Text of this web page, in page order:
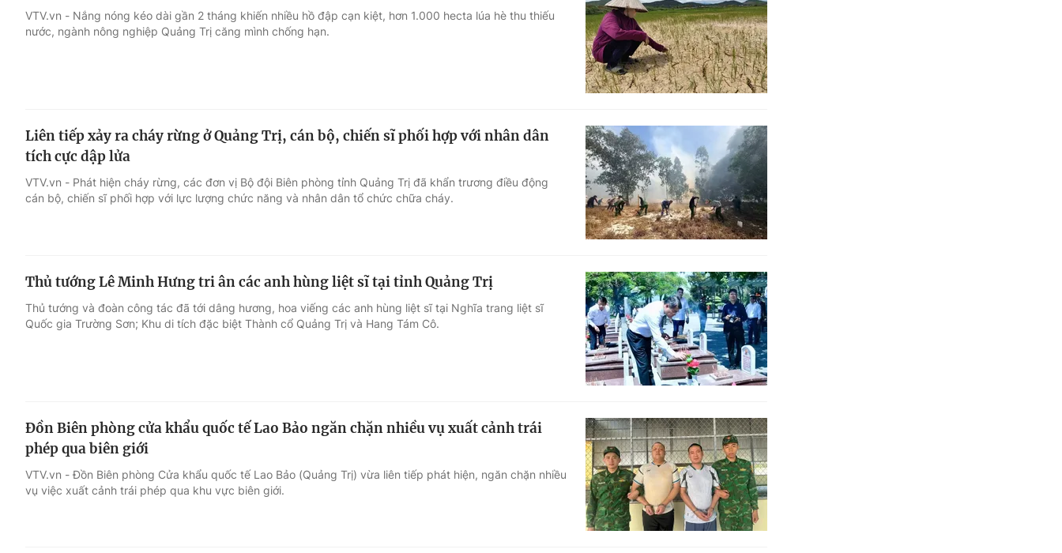
VTV.vn - Nắng nóng kéo dài gần 2 tháng khiến nhiều hồ đập cạn kiệt, hơn 1.000 hecta lúa hè thu thiếu
nước, ngành nông nghiệp Quảng Trị căng mình chống hạn.
Liên tiếp xảy ra cháy rừng ở Quảng Trị, cán bộ, chiến sĩ phối hợp với nhân dân
tích cực dập lửa
VTV.vn - Phát hiện cháy rừng, các đơn vị Bộ đội Biên phòng tỉnh Quảng Trị đã khẩn trương điều động
cán bộ, chiến sĩ phối hợp với lực lượng chức năng và nhân dân tổ chức chữa cháy.
Thủ tướng Lê Minh Hưng tri ân các anh hùng liệt sĩ tại tỉnh Quảng Trị
Thủ tướng và đoàn công tác đã tới dâng hương, hoa viếng các anh hùng liệt sĩ tại Nghĩa trang liệt sĩ
Quốc gia Trường Sơn; Khu di tích đặc biệt Thành cổ Quảng Trị và Hang Tám Cô.
Đồn Biên phòng cửa khẩu quốc tế Lao Bảo ngăn chặn nhiều vụ xuất cảnh trái
phép qua biên giới
VTV.vn - Đồn Biên phòng Cửa khẩu quốc tế Lao Bảo (Quảng Trị) vừa liên tiếp phát hiện, ngăn chặn nhiều
vụ việc xuất cảnh trái phép qua khu vực biên giới.